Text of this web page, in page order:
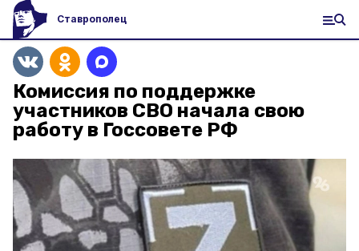
Ставрополец
Комиссия по поддержке
участников СВО начала свою
работу в Госсовете РФ